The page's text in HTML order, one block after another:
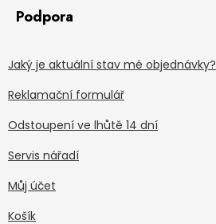
Podpora
Jaký je aktuální stav mé objednávky?
Reklamační formulář
Odstoupení ve lhůtě 14 dní
Servis nářadí
Můj účet
Košík